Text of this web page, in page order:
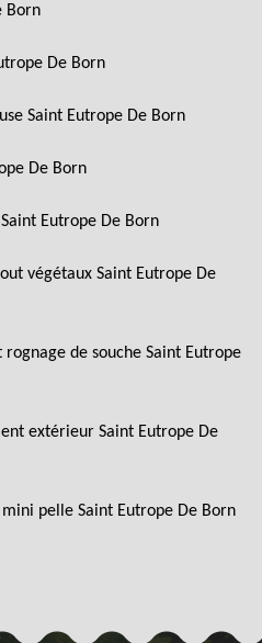
Born
De Born
Saint Eutrope De Born
De Born
Eutrope De Born
végétaux Saint Eutrope De
rognage de souche Saint Eutrope
extérieur Saint Eutrope De
pelle Saint Eutrope De Born